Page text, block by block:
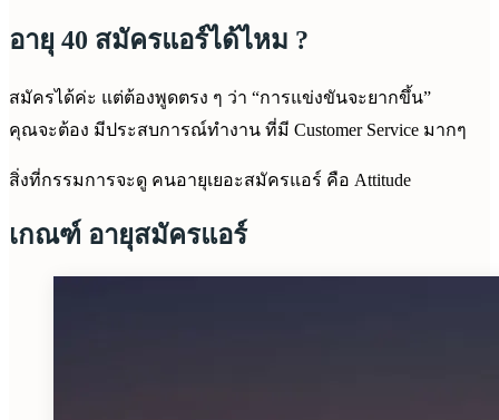
อายุ 40 สมัครแอร์ได้ไหม ?
สมัครได้ค่ะ แต่ต้องพูดตรง ๆ ว่า “การแข่งขันจะยากขึ้น”
คุณจะต้อง มีประสบการณ์ทำงาน ที่มี Customer Service มากๆ
สิ่งที่กรรมการจะดู คนอายุเยอะสมัครแอร์ คือ Attitude
เกณฑ์ อายุสมัครแอร์